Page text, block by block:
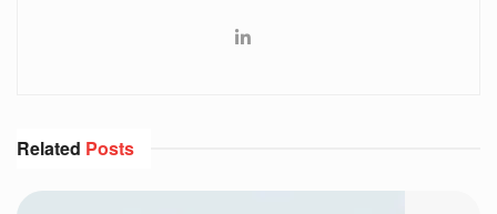
Related Posts